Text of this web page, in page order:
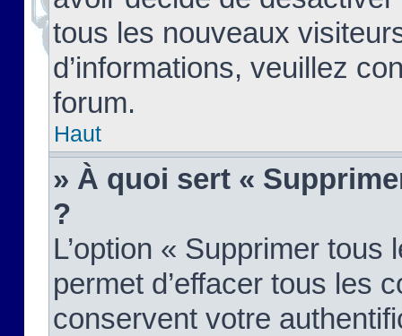
tous les nouveaux
d’informations, veuillez
forum.
Haut
» À quoi sert «
?
L’option « Supprimer
permet d’effacer tous les
conservent votre